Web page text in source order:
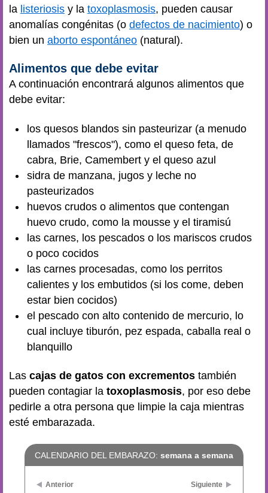
la listeriosis y la toxoplasmosis, pueden causar
anomalías congénitas (o defectos de nacimiento) o
bien un aborto espontáneo (natural).
Alimentos que debe evitar
A continuación encontrará algunos alimentos que
debe evitar:
los quesos blandos sin pasteurizar (a menudo
llamados "frescos"), como el queso feta, de
cabra, Brie, Camembert y el queso azul
sidra de manzana, jugos y leche no
pasteurizados
huevos crudos o alimentos que contengan
huevo crudo, como la mousse y el tiramisú
las carnes, los pescados o los mariscos crudos
o poco cocidos
las carnes procesadas, como los perritos
calientes y los embutidos (si los come, deben
estar bien cocidos)
el pescado con alto contenido de mercurio, lo
cual incluye tiburón, pez espada, caballa real o
blanquillo
Las cajas de gatos con excrementos también
pueden contagiar la toxoplasmosis, por eso debe
pedirle a otra persona que limpie la caja mientras
esté embarazada.
CALENDARIO DEL EMBARAZO: semana a semana
Anterior Siguiente